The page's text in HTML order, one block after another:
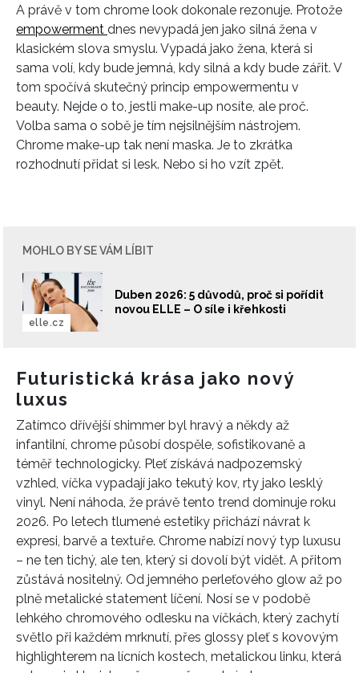
A právě v tom chrome look dokonale rezonuje. Protože
empowerment dnes nevypadá jen jako silná žena v
klasickém slova smyslu. Vypadá jako žena, která si
sama volí, kdy bude jemná, kdy silná a kdy bude zářit. V
tom spočívá skutečný princip empowermentu v
beauty. Nejde o to, jestli make-up nosíte, ale proč.
Volba sama o sobě je tím nejsilnějším nástrojem.
Chrome make-up tak není maska. Je to zkrátka
rozhodnutí přidat si lesk. Nebo si ho vzít zpět.
MOHLO BY SE VÁM LÍBIT
Duben 2026: 5 důvodů, proč si pořídit
novou ELLE – O síle i křehkosti
elle.cz
Futuristická krása jako nový
luxus
Zatímco dřívější shimmer byl hravý a někdy až
infantilní, chrome působí dospěle, sofistikovaně a
téměř technologicky. Pleť získává nadpozemský
vzhled, víčka vypadají jako tekutý kov, rty jako lesklý
vinyl. Není náhoda, že právě tento trend dominuje roku
2026. Po letech tlumené estetiky přichází návrat k
expresi, barvě a textuře. Chrome nabízí nový typ luxusu
– ne ten tichý, ale ten, který si dovolí být vidět. A přitom
zůstává nositelný. Od jemného perleťového glow až po
plně metalické statement líčení. Nosí se v podobě
lehkého chromového odlesku na víčkách, který zachytí
světlo při každém mrknutí, přes glossy pleť s kovovým
highlighterem na lícních kostech, metalickou linku, která